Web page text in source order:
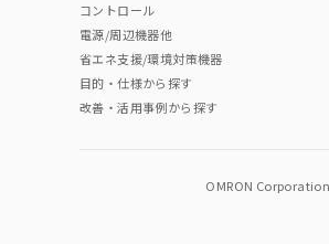
"対応済み"や非含有の記載がされた
非含有品が必要な際は、弊社営業
コントロール
電源/周辺機器他
省エネ支援/環境対策機器
目的・仕様から探す
改善・活用事例から探す
OMRON Corporation